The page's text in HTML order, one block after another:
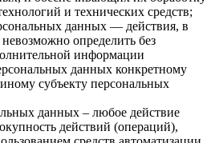
и технических средств;
данных — действия, в
невозможно определить без
информации
данных конкретному
субъекту персональных
данных – любое действие
действий (операций),